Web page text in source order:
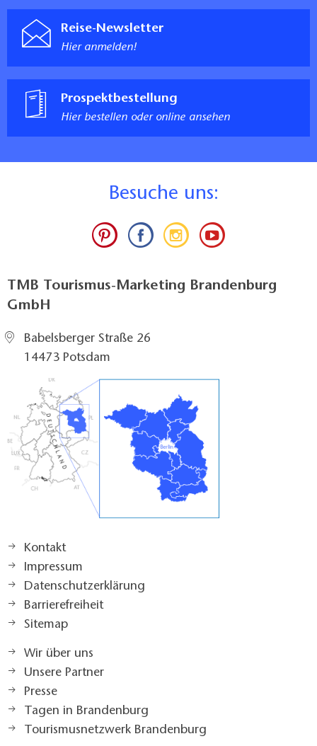
Reise-Newsletter
Hier anmelden!
Prospektbestellung
Hier bestellen oder online ansehen
Besuche uns:
TMB Tourismus-Marketing Brandenburg
GmbH
Babelsberger Straße 26
14473 Potsdam
Kontakt
Impressum
Datenschutzerklärung
Barrierefreiheit
Sitemap
Wir über uns
Unsere Partner
Presse
Tagen in Brandenburg
Tourismusnetzwerk Brandenburg